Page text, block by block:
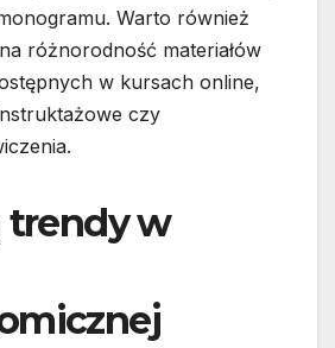
Warto również
różnorodność materiałów
w kursach online,
czy
trendy w